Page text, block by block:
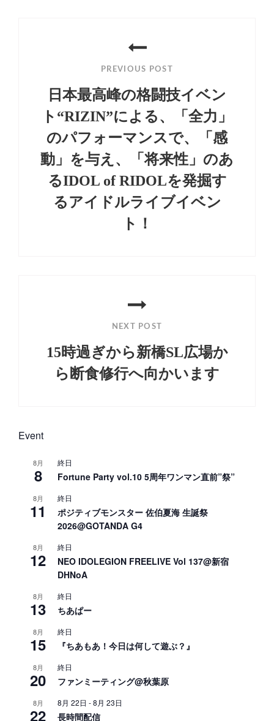
PREVIOUS POST
日本最高峰の格闘技イベン
ト“RIZIN”による、「全力」
のパフォーマンスで、「感
動」を与え、「将来性」のあ
るIDOL of RIDOLを発掘す
るアイドルライブイベン
ト！
NEXT POST
15時過ぎから新橋SL広場か
ら断食修行へ向かいます
Event
8月
8
終日
Fortune Party vol.10 5周年ワンマン直前”祭”
8月
11
終日
ポジティブモンスター 佐伯夏海 生誕祭
2026@GOTANDA G4
8月
12
終日
NEO IDOLEGION FREELIVE Vol 137@新宿
DHNoA
8月
13
終日
ちあぱー
8月
15
終日
『ちあもあ！今日は何して遊ぶ？』
8月
20
終日
ファンミーティング@秋葉原
8月
22
8月 22日 -8月 23日
長時間配信